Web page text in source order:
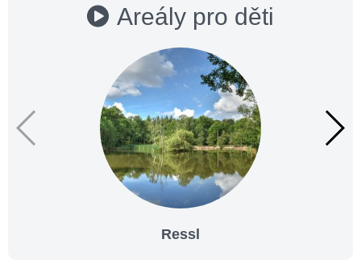
Areály pro děti
Ressl